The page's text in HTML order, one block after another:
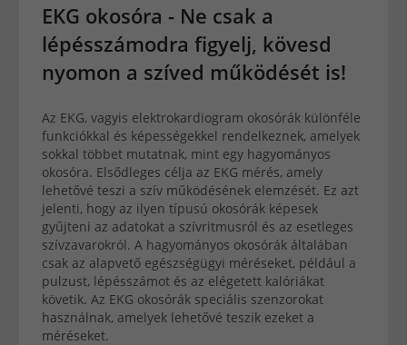
EKG okosóra - Ne csak a
lépésszámodra figyelj, kövesd
nyomon a szíved működését is!
Az EKG, vagyis elektrokardiogram okosórák különféle
funkciókkal és képességekkel rendelkeznek, amelyek
sokkal többet mutatnak, mint egy hagyományos
okosóra. Elsődleges célja az EKG mérés, amely
lehetővé teszi a szív működésének elemzését. Ez azt
jelenti, hogy az ilyen típusú okosórák képesek
gyűjteni az adatokat a szívritmusról és az esetleges
szívzavarokról. A hagyományos okosórák általában
csak az alapvető egészségügyi méréseket, például a
pulzust, lépésszámot és az elégetett kalóriákat
követik. Az EKG okosórák speciális szenzorokat
használnak, amelyek lehetővé teszik ezeket a
méréseket.